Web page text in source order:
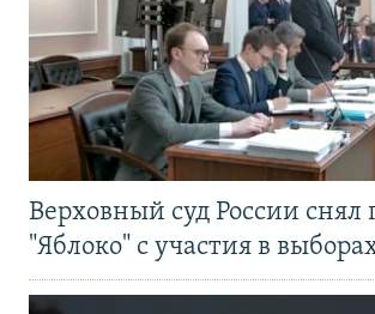
Верховный суд России снял
"Яблоко" с участия в